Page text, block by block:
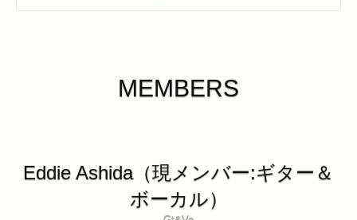
MEMBERS
Eddie Ashida（現メンバー:ギター＆
ボーカル）